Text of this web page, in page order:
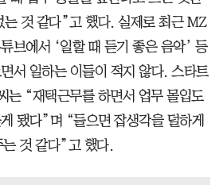
는 것 같다”고 했다. 실제로 최근 MZ
브에서 ‘일할 때 듣기 좋은 음악’ 등
서 일하는 이들이 적지 않다. 스타트
는 “재택근무를 하면서 업무 몰입도
됐다”며 “들으면 잡생각을 덜하게
것 같다”고 했다.